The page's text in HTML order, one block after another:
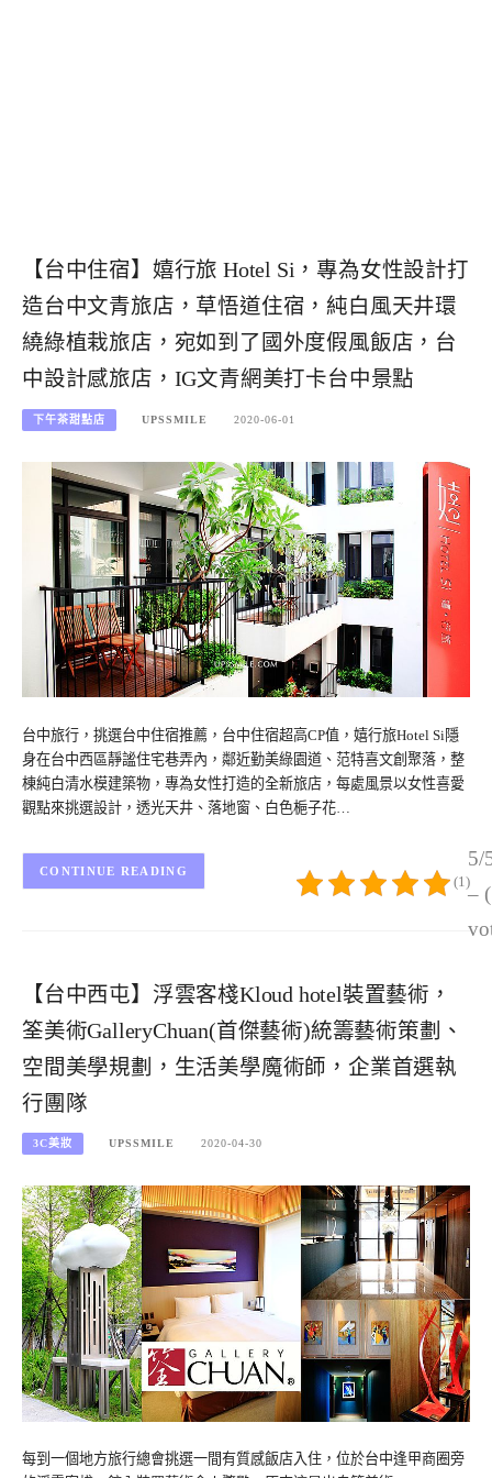
【台中住宿】嬉行旅 Hotel Si，專為女性設計打
造台中文青旅店，草悟道住宿，純白風天井環
繞綠植栽旅店，宛如到了國外度假風飯店，台
中設計感旅店，IG文青網美打卡台中景點
下午茶甜點店 UPSSMILE 2020-06-01
台中旅行，挑選台中住宿推薦，台中住宿超高CP值，嬉行旅Hotel Si隱
身在台中西區靜謐住宅巷弄內，鄰近勤美綠園道、范特喜文創聚落，整
棟純白清水模建築物，專為女性打造的全新旅店，每處風景以女性喜愛
觀點來挑選設計，透光天井、落地窗、白色梔子花…
5/
–
(1)
CONTINUE READING
【台中西屯】浮雲客棧Kloud hotel裝置藝術，
筌美術GalleryChuan(首傑藝術)統籌藝術策劃、
空間美學規劃，生活美學魔術師，企業首選執
行團隊
3C美妝 UPSSMILE 2020-04-30
每到一個地方旅行總會挑選一間有質感飯店入住，位於台中逢甲商圈旁